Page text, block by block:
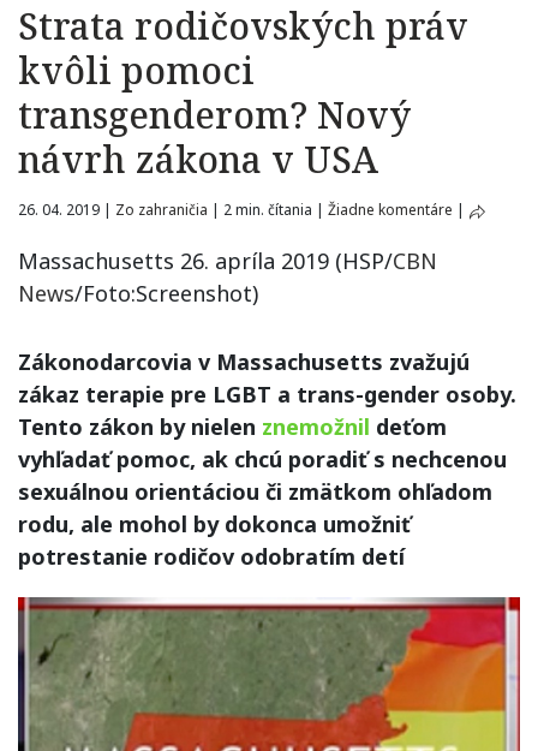
Strata rodičovských práv
kvôli pomoci
transgenderom? Nový
návrh zákona v USA
26. 04. 2019 | Zo zahraničia | 2 min. čítania | Žiadne komentáre |
Massachusetts 26. apríla 2019 (HSP/CBN
News/Foto:Screenshot)
Zákonodarcovia v Massachusetts zvažujú
zákaz terapie pre LGBT a trans-gender osoby.
Tento zákon by nielen znemožnil deťom
vyhľadať pomoc, ak chcú poradiť s nechcenou
sexuálnou orientáciou či zmätkom ohľadom
rodu, ale mohol by dokonca umožniť
potrestanie rodičov odobratím detí